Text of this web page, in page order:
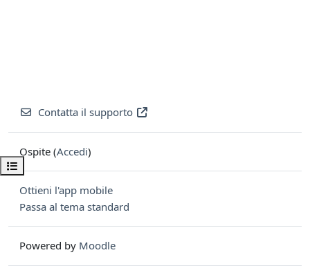
Apri indice del corso
Contatta il supporto
Ospite (Accedi)
Ottieni l'app mobile
Passa al tema standard
Powered by Moodle